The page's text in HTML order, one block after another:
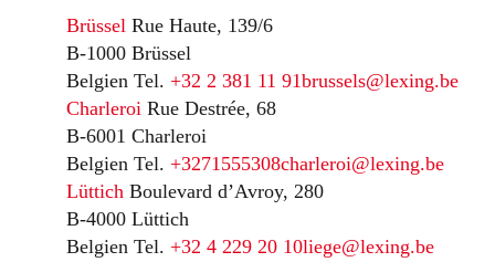
Brüssel Rue Haute, 139/6
B-1000 Brüssel
Belgien Tel. +32 2 381 11 91brussels@lexing.be
Charleroi Rue Destrée, 68
B-6001 Charleroi
Belgien Tel. +3271555308charleroi@lexing.be
Lüttich Boulevard d’Avroy, 280
B-4000 Lüttich
Belgien Tel. +32 4 229 20 10liege@lexing.be